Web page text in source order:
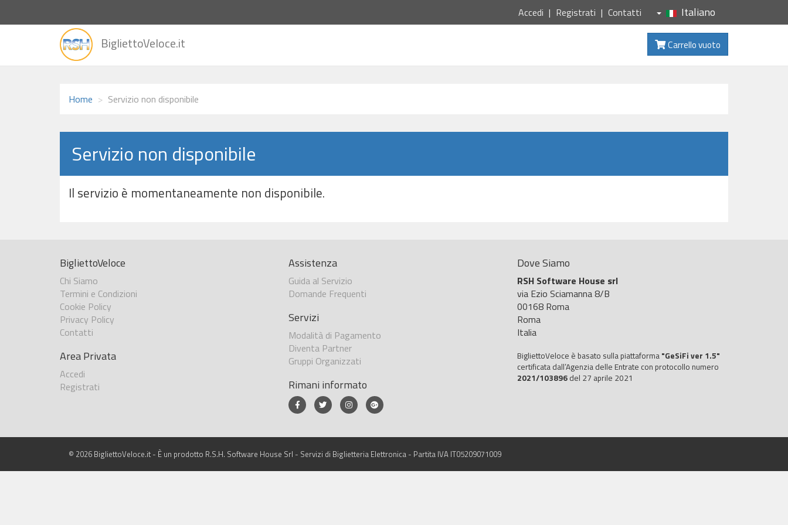
Accedi Registrati Contatti Italiano
alla
BigliettoVeloce.it Carrello vuoto
Home Servizio non disponibile
Servizio non disponibile
Il servizio è momentaneamente non disponibile.
BigliettoVeloce
Chi Siamo
Termini e Condizioni
Cookie Policy
Privacy Policy
Contatti
Area Privata
Accedi
Registrati
Assistenza
Guida al Servizio
Domande Frequenti
Servizi
Modalità di Pagamento
Diventa Partner
Gruppi Organizzati
Rimani informato
Dove Siamo
RSH Software House srl
via Ezio Sciamanna 8/B
00168 Roma
Roma
Italia
BigliettoVeloce è basato sulla piattaforma "GeSiFi ver 1.5"
certificata dall’Agenzia delle Entrate con protocollo numero
2021/103896 del 27 aprile 2021
© 2026 BigliettoVeloce.it - È un prodotto R.S.H. Software House Srl - Servizi di Biglietteria Elettronica - Partita IVA IT05209071009